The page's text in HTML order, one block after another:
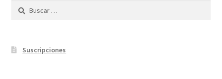
Buscar:
Suscripciones